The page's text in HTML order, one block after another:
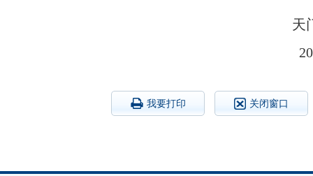
天
我要打印 关闭窗口